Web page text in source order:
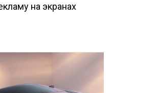
на экранах